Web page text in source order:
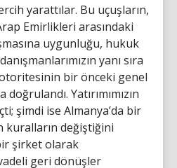
yarattılar. Bu uçuşların,
Emirlikleri arasındaki
uygunluğu, hukuk
yanı sıra
otoritesinin bir önceki genel
Yatırımımızın
şimdi ise Almanya’da bir
kuralların değiştiğini
şirket olarak
vadeli geri dönüşler